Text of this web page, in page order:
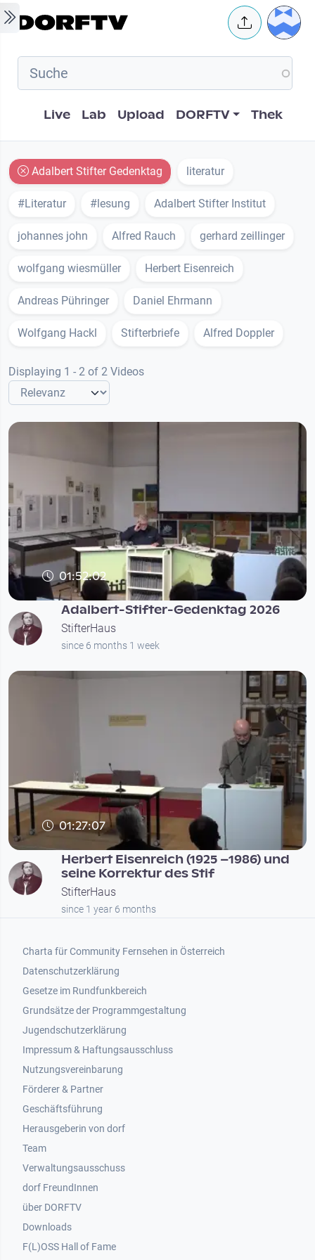
Skip to main content User
Hauptnavigation
Live Lab Upload DORFTV Thek
Adalbert Stifter Gedenktag literatur
#Literatur #lesung Adalbert Stifter Institut
johannes john Alfred Rauch gerhard zeillinger
wolfgang wiesmüller Herbert Eisenreich
Andreas Pühringer Daniel Ehrmann
Wolfgang Hackl Stifterbriefe Alfred Doppler
Displaying 1 - 2 of 2 Videos
01:52:02
Adalbert-Stifter-Gedenktag 2026
StifterHaus
since 6 months 1 week
01:27:07
Herbert Eisenreich (1925 –1986) und
seine Korrektur des Stif
StifterHaus
since 1 year 6 months
Footer 1
Charta für Community Fernsehen in Österreich
Datenschutzerklärung
Gesetze im Rundfunkbereich
Grundsätze der Programmgestaltung
Jugendschutzerklärung
Impressum & Haftungsausschluss
Nutzungsvereinbarung
Footer 2
Förderer & Partner
Geschäftsführung
Herausgeberin von dorf
Team
Verwaltungsausschuss
dorf FreundInnen
Footer 3
über DORFTV
Downloads
F(L)OSS Hall of Fame